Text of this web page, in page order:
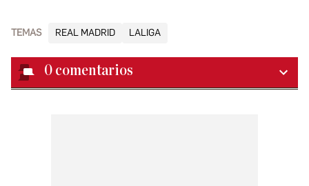
TEMAS REAL MADRID LALIGA
0 comentarios